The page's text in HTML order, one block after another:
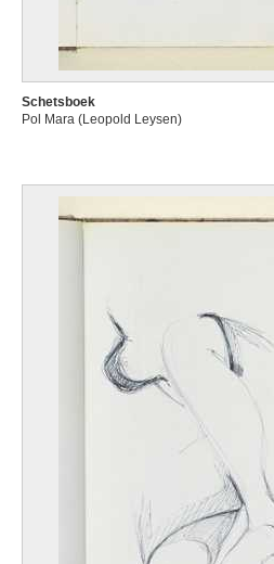
Schetsboek
Pol Mara (Leopold Leysen)